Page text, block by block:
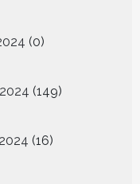
0
producten
149149
16
producten